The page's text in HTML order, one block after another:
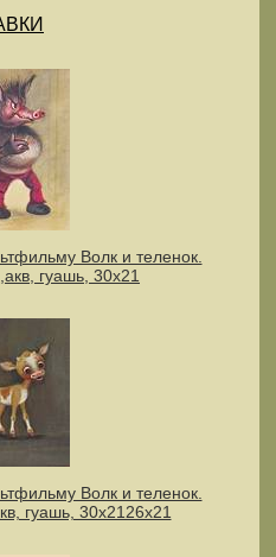
Волк и теленок.
гуашь, 30х21
Волк и теленок.
гуашь, 30х2126х21